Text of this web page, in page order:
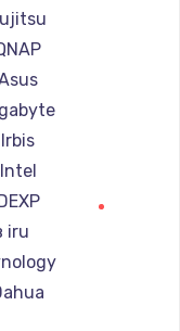
конфорки
iru